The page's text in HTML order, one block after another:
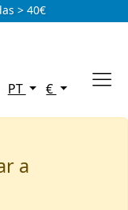
> 40€
PT €
a